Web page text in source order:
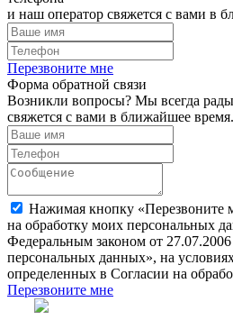
и наш оператор свяжется с вами в
Перезвоните мне
Форма обратной связи
Возникли вопросы? Мы всегда
свяжется с вами в ближайшее время.
Нажимая кнопку «Перезвоните
на обработку моих персональных
Федеральным законом от
персональных данных», на
определенных в Согласии на
Перезвоните мне